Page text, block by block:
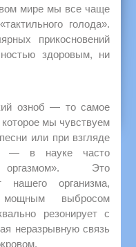
мире мы все чаще
голода».
прикосновений
здоровым, ни
озноб — то самое
мы чувствуем
или при взгляде
— в науке часто
Это
нашего организма,
мощным выбросом
резонирует с
неразрывную связь